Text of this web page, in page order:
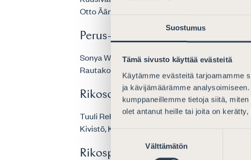
Suostumus
Tämä sivusto käyttää evästeitä
Käytämme evästeitä tarjoamamme
ja kävijämäärämme
kumppaneillemme tietoja siitä,
olet antanut heille tai joita on
Välttämätön
Otto Ääri.
Perus- ja ihmisoikeudet
Sonya Walkila pj., Antti Arveli, Tuuli Rehnberg,
Rautakorpi, Emmi Wehka-aho, Nina Vuolukka.
Rikosoikeus
Tuuli Rehnberg pj., Antti Arveli, Tiina Haapa-
Kivistö, Katariina Kuronen, Lasse Lievonen,
Rikosprosessioikeus